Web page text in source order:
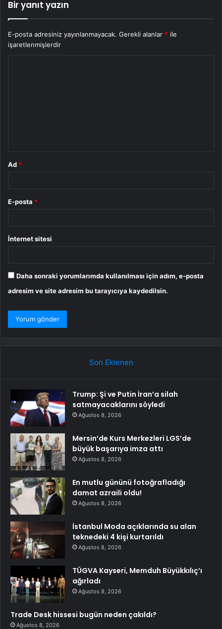
Bir yanıt yazın
E-posta adresiniz yayınlanmayacak. Gerekli alanlar * ile
işaretlenmişlerdir
Ad *
E-posta *
İnternet sitesi
Daha sonraki yorumlarımda kullanılması için adım, e-posta
adresim ve site adresim bu tarayıcıya kaydedilsin.
Son Eklenen
Trump: Şi ve Putin İran’a silah
satmayacaklarını söyledi
Ağustos 8, 2026
Mersin’de Kurs Merkezleri LGS’de
büyük başarıya imza attı
Ağustos 8, 2026
En mutlu gününü fotoğrafladığı
damat azraili oldu!
Ağustos 8, 2026
İstanbul Moda açıklarında su alan
teknedeki 4 kişi kurtarıldı
Ağustos 8, 2026
TÜGVA Kayseri, Memduh Büyükkılıç’ı
ağırladı
Ağustos 8, 2026
Trade Desk hissesi bugün neden çakıldı?
Ağustos 8, 2026